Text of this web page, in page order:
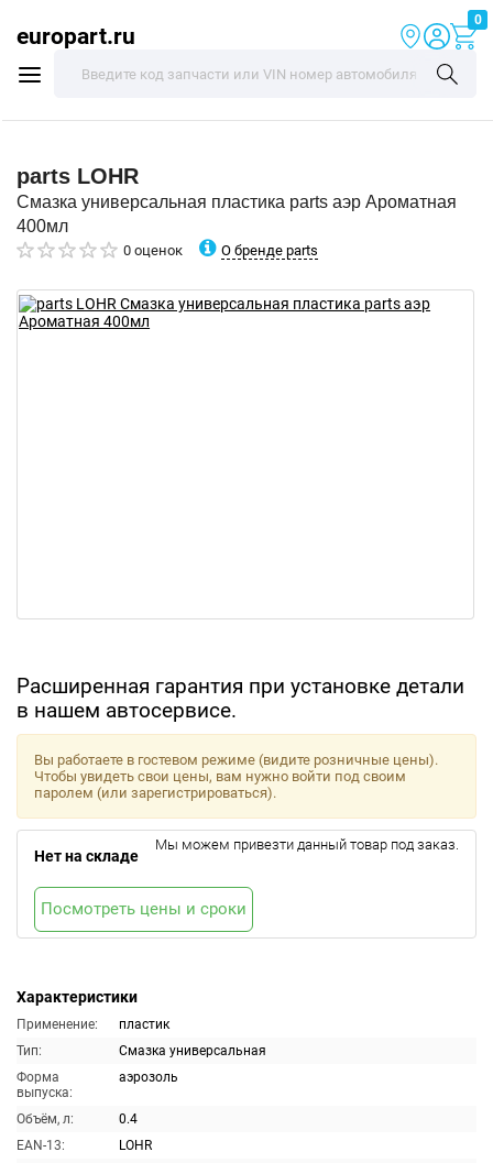
europart.ru
0
parts LOHR
Смазка универсальная пластика parts аэр Ароматная
400мл
0 оценок О бренде parts
Расширенная гарантия при установке детали
в нашем автосервисе.
Характеристики
Применение:
пластик
Тип:
Смазка универсальная
Форма
выпуска:
аэрозоль
Объём, л:
0.4
EAN-13:
LOHR
Вы работаете в гостевом режиме (видите розничные цены).
Чтобы увидеть свои цены, вам нужно войти под своим
паролем (или зарегистрироваться).
Нет на складе
Мы можем привезти данный товар под заказ.
Посмотреть цены и сроки